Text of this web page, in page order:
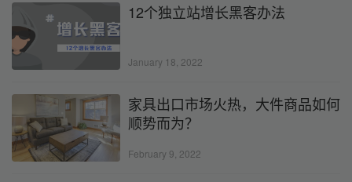
12个独立站增长黑客办法
January 18, 2022
家具出口市场火热，大件商品如何
顺势而为？
February 9, 2022